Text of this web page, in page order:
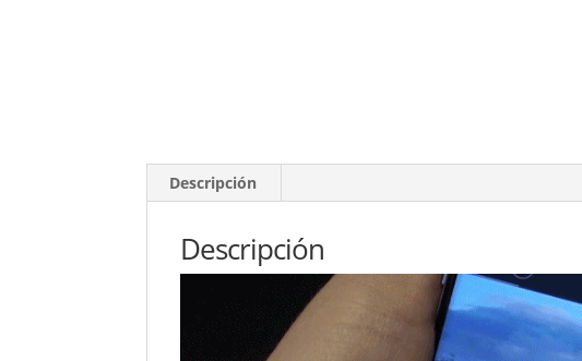
Descripción
Descripción